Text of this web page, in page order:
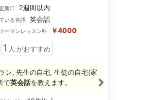
新日 2週間以内
いる言語 英会話
ーマンレッスン料 ￥4000
1 人 がおすすめ
ン, 先生の自宅, 生徒の自宅(家
で英会話を教えます。